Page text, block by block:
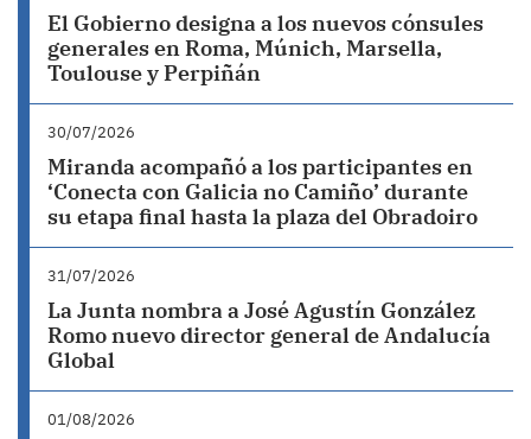
El Gobierno designa a los nuevos cónsules
generales en Roma, Múnich, Marsella,
Toulouse y Perpiñán
30/07/2026
Miranda acompañó a los participantes en
‘Conecta con Galicia no Camiño’ durante
su etapa final hasta la plaza del Obradoiro
31/07/2026
La Junta nombra a José Agustín González
Romo nuevo director general de Andalucía
Global
01/08/2026